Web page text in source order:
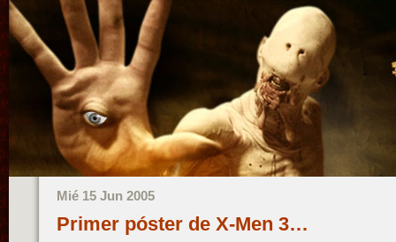
Mié 15 Jun 2005
Primer póster de X-Men 3…